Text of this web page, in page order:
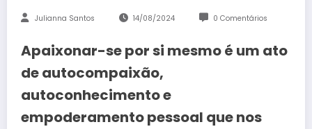
Julianna Santos 14/08/2024 0 Comentários
Apaixonar-se por si mesmo é um ato
de autocompaixão,
autoconhecimento e
empoderamento pessoal que nos